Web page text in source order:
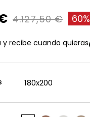
4.127,50 € 60%
recibe cuando quieras